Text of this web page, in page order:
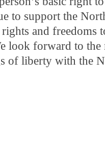
to support the
and freedoms
look forward to the
of liberty with the